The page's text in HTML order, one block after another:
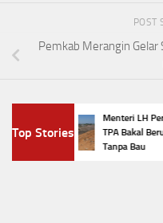
POST
Pemkab Merangin Gelar
Top Stories
Menteri LH
TPA Bakal
Tanpa Bau